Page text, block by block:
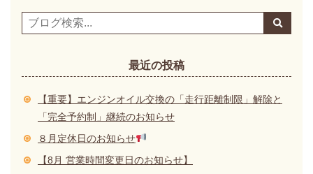
最近の投稿
【重要】エンジンオイル交換の「走行距離制限」解除と
「完全予約制」継続のお知らせ
８月定休日のお知らせ
【8月 営業時間変更日のお知らせ】